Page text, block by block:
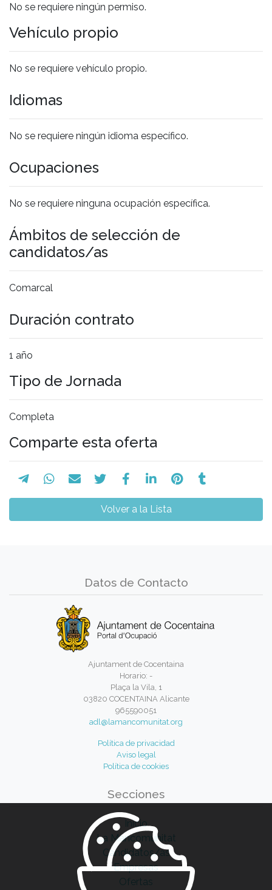
No se requiere ningún permiso.
Vehículo propio
No se requiere vehículo propio.
Idiomas
No se requiere ningún idioma específico.
Ocupaciones
No se requiere ninguna ocupación específica.
Ámbitos de selección de
candidatos/as
Comarcal
Duración contrato
1 año
Tipo de Jornada
Completa
Comparte esta oferta
Volver a la Lista
Datos de Contacto
Ajuntament de Cocentaina
Horario: -
Plaça la Vila, 1
03820 COCENTAINA Alicante
965590051
adl@lamancomunitat.org
Política de privacidad
Aviso legal
Política de cookies
Secciones
Inicio
La Mancomunitat
Candidatos/as
Empresas
Ofertas